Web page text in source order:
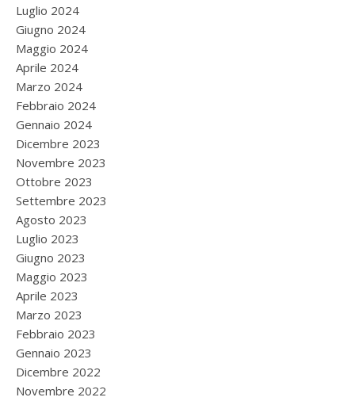
Luglio 2024
Giugno 2024
Maggio 2024
Aprile 2024
Marzo 2024
Febbraio 2024
Gennaio 2024
Dicembre 2023
Novembre 2023
Ottobre 2023
Settembre 2023
Agosto 2023
Luglio 2023
Giugno 2023
Maggio 2023
Aprile 2023
Marzo 2023
Febbraio 2023
Gennaio 2023
Dicembre 2022
Novembre 2022